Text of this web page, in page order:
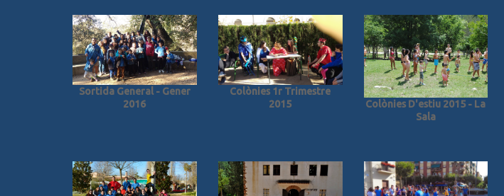
Sortida General - Gener
2016
Colònies 1r Trimestre
2015
Colònies D'estiu 2015 - La
Sala